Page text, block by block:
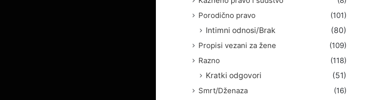
Porodično pravo
(101)
Intimni odnosi/Brak
(80)
Propisi vezani za žene
(109)
Razno
(118)
Kratki odgovori
(51)
Smrt/Dženaza
(16)